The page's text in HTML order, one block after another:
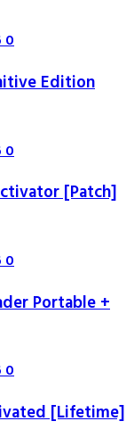
0
Edition
0
[Patch]
0
Portable +
0
[Lifetime]